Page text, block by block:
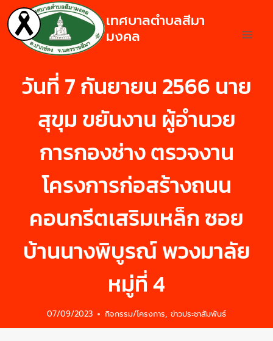
เทศบาลตำบลสีมา
มงคล
วันที่ 7 กันยายน 2566 นาย
สุขุม ขยันงาน ผู้อำนวย
การกองช่าง ตรวจงาน
โครงการก่อสร้างถนน
คอนกรีตเสริมเหล็ก ซอย
บ้านนางพิบูรณ์ พวงมาลัย
หมู่ที่ 4
07/09/2023 กิจกรรม/โครงการ, ข่าวประชาสัมพันธ์